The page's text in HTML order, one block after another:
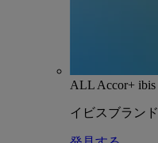
ALL Accor+ ibis
イビスブランド